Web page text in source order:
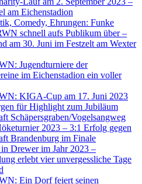
am Eichenstadion
Comedy, Ehrungen: Funke
schnell aufs Publikum über –
am 30. Juni im Festzelt am Wexter
Jugendturniere der
im Eichenstadion ein voller
KIGA-Cup am 17. Juni 2023
für Highlight zum Jubiläum
Schäpersgraben/Vogelsangweg
2023 – 3:1 Erfolg gegen
Brandenburg im Finale
Drewer im Jahr 2023 –
erlebt vier unvergessliche Tage
Ein Dorf feiert seinen